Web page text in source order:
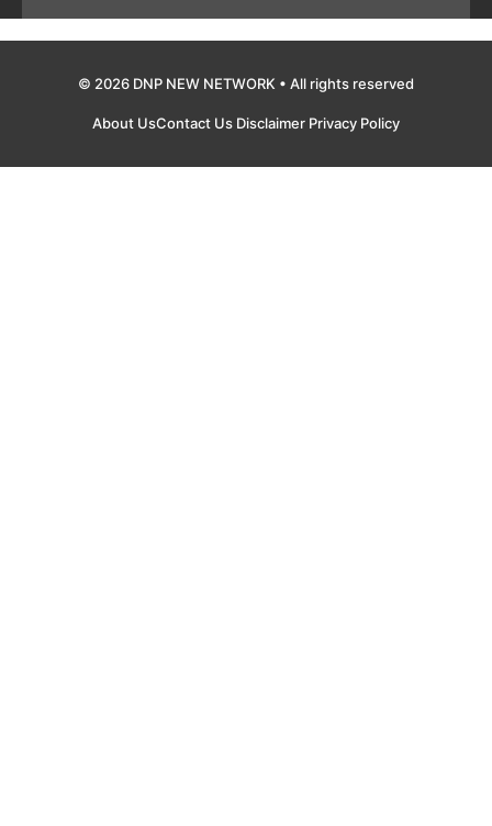
© 2026 DNP NEW NETWORK • All rights reserved
About UsContact Us Disclaimer Privacy Policy